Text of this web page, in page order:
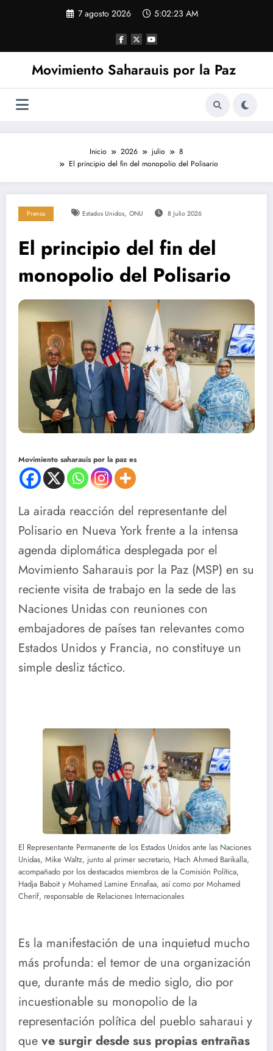
7 agosto 2026 5:02:24 AM
Movimiento Saharauis por la Paz
Inicio 2026 julio
8
El principio del fin del monopolio del Polisario
Prensa Estados Unidos, ONU 8 Julio 2026
El principio del fin del
monopolio del Polisario
Movimiento saharauis por la paz es
La airada reacción del representante del
Polisario en Nueva York frente a la intensa
agenda diplomática desplegada por el
Movimiento Saharauis por la Paz (MSP) en su
reciente visita de trabajo en la sede de las
Naciones Unidas con reuniones con
embajadores de países tan relevantes como
Estados Unidos y Francia, no constituye un
simple desliz táctico.
El Representante Permanente de los Estados Unidos ante las Naciones
Unidas, Mike Waltz, junto al primer secretario, Hach Ahmed Barikalla,
acompañado por los destacados miembros de la Comisión Política,
Hadja Baboit y Mohamed Lamine Ennafaa, así como por Mohamed
Cherif, responsable de Relaciones Internacionales
Es la manifestación de una inquietud mucho
más profunda: el temor de una organización
que, durante más de medio siglo, dio por
incuestionable su monopolio de la
representación política del pueblo saharaui y
que ve surgir desde sus propias entrañas